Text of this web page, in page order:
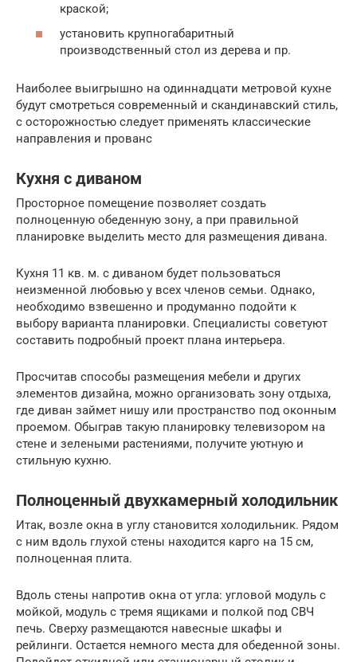
краской;
установить крупногабаритный
производственный стол из дерева и пр.
Наиболее выигрышно на одиннадцати метровой кухне
будут смотреться современный и скандинавский стиль,
с осторожностью следует применять классические
направления и прованс
Кухня с диваном
Просторное помещение позволяет создать
полноценную обеденную зону, а при правильной
планировке выделить место для размещения дивана.
Кухня 11 кв. м. с диваном будет пользоваться
неизменной любовью у всех членов семьи. Однако,
необходимо взвешенно и продуманно подойти к
выбору варианта планировки. Специалисты советуют
составить подробный проект плана интерьера.
Просчитав способы размещения мебели и других
элементов дизайна, можно организовать зону отдыха,
где диван займет нишу или пространство под оконным
проемом. Обыграв такую планировку телевизором на
стене и зелеными растениями, получите уютную и
стильную кухню.
Полноценный двухкамерный холодильник
Итак, возле окна в углу становится холодильник. Рядом
с ним вдоль глухой стены находится карго на 15 см,
полноценная плита.
Вдоль стены напротив окна от угла: угловой модуль с
мойкой, модуль с тремя ящиками и полкой под СВЧ
печь. Сверху размещаются навесные шкафы и
рейлинги. Остается немного места для обеденной зоны.